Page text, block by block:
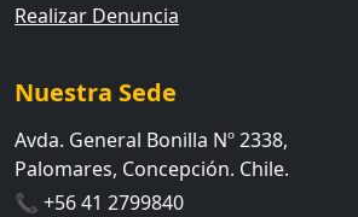
Realizar Denuncia
Nuestra Sede
Avda. General Bonilla Nº 2338,
Palomares, Concepción. Chile.
📞 +56 41 2799840